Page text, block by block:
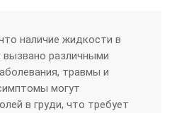
наличие жидкости в
различными
травмы и
могут
в груди, что требует